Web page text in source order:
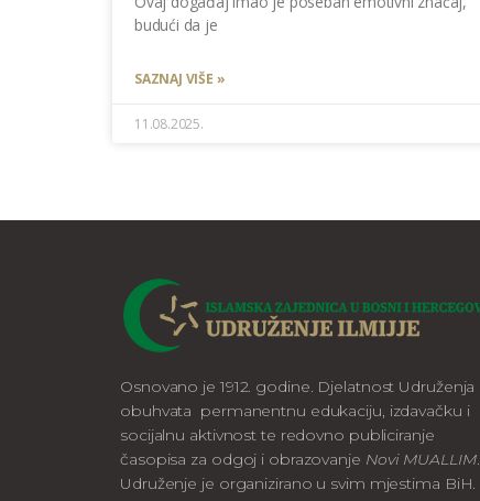
budući da je
SAZNAJ VIŠE »
11.08.2025.
Osnovano je 1912. godine. Djelatnost Udruženja
obuhvata permanentnu edukaciju, izdavačku i
socijalnu aktivnost te redovno publiciranje
časopisa za odgoj i obrazovanje Novi MUALLIM.
Udruženje je organizirano u svim mjestima BiH.